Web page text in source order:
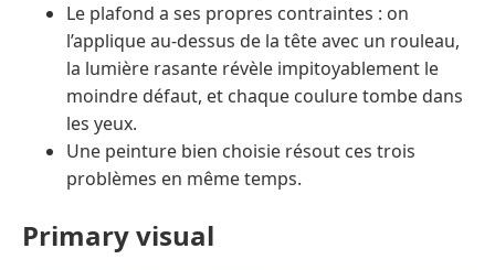
Le plafond a ses propres contraintes : on
l’applique au-dessus de la tête avec un rouleau,
la lumière rasante révèle impitoyablement le
moindre défaut, et chaque coulure tombe dans
les yeux.
Une peinture bien choisie résout ces trois
problèmes en même temps.
Primary visual